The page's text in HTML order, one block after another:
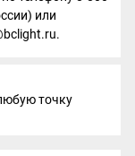
или
точку